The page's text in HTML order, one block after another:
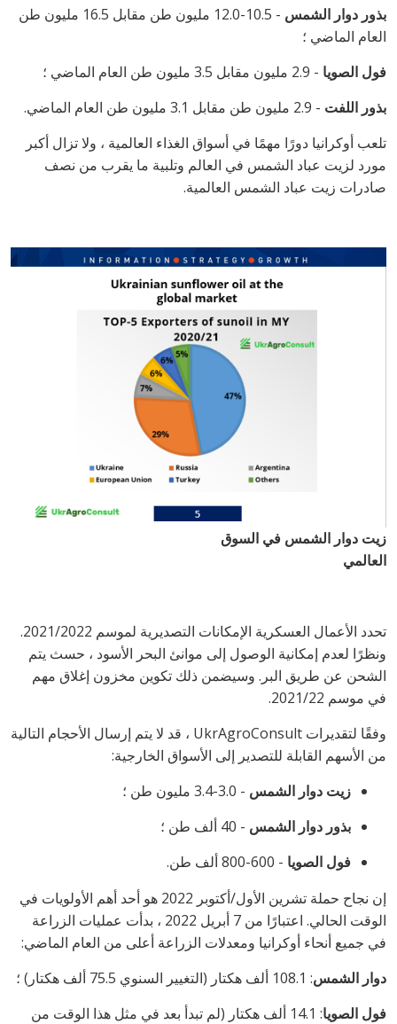
بذور دوار الشمس
- 10.5-12.0 مليون طن مقابل 16.5 مليون طن
العام الماضي ؛
فول الصويا - 2.9 مليون مقابل 3.5 مليون طن العام الماضي ؛
بذور اللفت - 2.9 مليون طن مقابل 3.1 مليون طن العام الماضي.
تلعب أوكرانيا دورًا مهمًا في أسواق الغذاء العالمية ، ولا تزال أكبر
مورد لزيت عباد الشمس في العالم وتلبية ما يقرب من نصف
صادرات زيت عباد الشمس العالمية.
زيت دوار الشمس في السوق
العالمي
تحدد الأعمال العسكرية الإمكانات التصديرية لموسم 2021/2022.
ونظرًا لعدم إمكانية الوصول إلى موانئ البحر الأسود ، حسث يتم
الشحن عن طريق البر. وسيضمن ذلك تكوين مخزون إغلاق مهم
في موسم 2021/22.
وفقًا لتقديرات UkrAgroConsult ، قد لا يتم إرسال الأحجام التالية
من الأسهم القابلة للتصدير إلى الأسواق الخارجية:
زيت دوار الشمس - 3.0-3.4 مليون طن ؛
بذور دوار الشمس - 40 ألف طن ؛
فول الصويا - 600-800 ألف طن.
إن نجاح حملة تشرين الأول/أكتوبر 2022 هو أحد أهم الأولويات في
الوقت الحالي. اعتبارًا من 7 أبريل 2022 ، بدأت عمليات الزراعة
في جميع أنحاء أوكرانيا ومعدلات الزراعة أعلى من العام الماضي:
دوار الشمس: 108.1 ألف هكتار (التغيير السنوي 75.5 ألف هكتار) ؛
فول الصويا
: 14.1 ألف هكتار (لم تبدأ بعد في مثل هذا الوقت من